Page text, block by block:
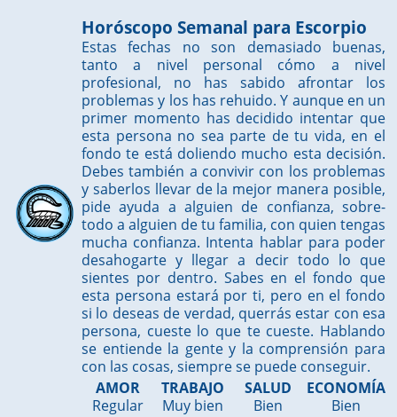
Horóscopo Semanal para Escorpio
Estas fechas no son demasiado buenas,
tanto a nivel personal cómo a nivel
profesional, no has sabido afrontar los
problemas y los has rehuido. Y aunque en un
primer momento has decidido intentar que
esta persona no sea parte de tu vida, en el
fondo te está doliendo mucho esta decisión.
Debes también a convivir con los problemas
y saberlos llevar de la mejor manera posible,
pide ayuda a alguien de confianza, sobre-
todo a alguien de tu familia, con quien tengas
mucha confianza. Intenta hablar para poder
desahogarte y llegar a decir todo lo que
sientes por dentro. Sabes en el fondo que
esta persona estará por ti, pero en el fondo
si lo deseas de verdad, querrás estar con esa
persona, cueste lo que te cueste. Hablando
se entiende la gente y la comprensión para
con las cosas, siempre se puede conseguir.
AMOR
Regular
TRABAJO
Muy bien
SALUD
Bien
ECONOMÍA
Bien